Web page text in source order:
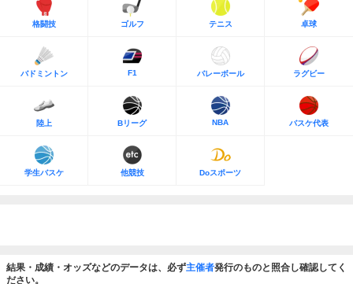
格闘技 ゴルフ テニス 卓球
バドミントン F1 バレーボール ラグビー
陸上 Bリーグ NBA バスケ代表
学生バスケ 他競技 Doスポーツ
結果・成績・オッズなどのデータは、必ず主催者発行のものと照合し確認してく
ださい。